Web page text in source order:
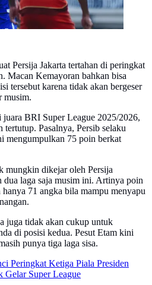
Persija Jakarta tertahan di peringkat
Macan Kemayoran bahkan bisa
tersebut karena tidak akan bergeser
musim.
BRI Super League 2025/2026,
tertutup. Pasalnya, Persib selaku
mengumpulkan 75 poin berkat
mungkin dikejar oleh Persija
dua laga saja musim ini. Artinya poin
71 angka bila mampu menyapu
juga tidak akan cukup untuk
di posisi kedua. Pesut Etam kini
punya tiga laga sisa.
Peringkat Ketiga Piala Presiden
Gelar Super League